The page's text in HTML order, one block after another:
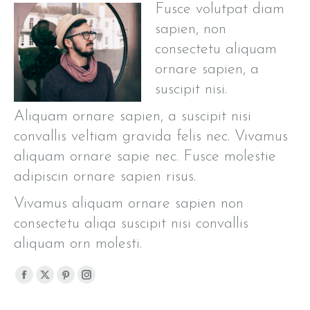
Fusce volutpat diam
sapien, non
consectetu aliquam
ornare sapien, a
suscipit nisi.
Aliquam ornare sapien, a suscipit nisi
convallis veltiam gravida felis nec. Vivamus
aliquam ornare sapie nec. Fusce molestie
adipiscin ornare sapien risus.
Vivamus aliquam ornare sapien non
consectetu aliqa suscipit nisi convallis
aliquam orn molesti.
Facebook
X
Pinterest
Instagram